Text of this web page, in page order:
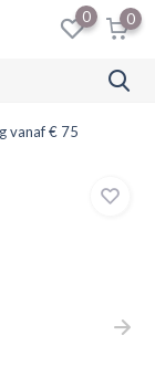
0 0
vanaf € 75